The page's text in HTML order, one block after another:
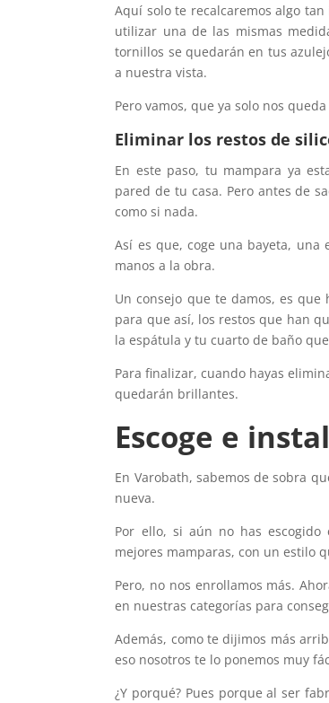
Aquí solo te recalcaremos algo
utilizar una de las mismas
tornillos se quedarán en tus
a nuestra vista.
Pero vamos, que ya solo nos
Eliminar los restos de
En este paso, tu mampara ya
pared de tu casa. Pero antes de
como si nada.
Así es que, coge una bayeta,
manos a la obra.
Un consejo que te damos, es
para que así, los restos que han
la espátula y tu cuarto de baño
Para finalizar, cuando hayas
quedarán brillantes.
Escoge e
En Varobath, sabemos de sobra
nueva.
Por ello, si aún no has
mejores mamparas, con un estilo
Pero, no nos enrollamos más.
en nuestras categorías para
Además, como te dijimos más
eso nosotros te lo ponemos muy
¿Y porqué? Pues porque al ser